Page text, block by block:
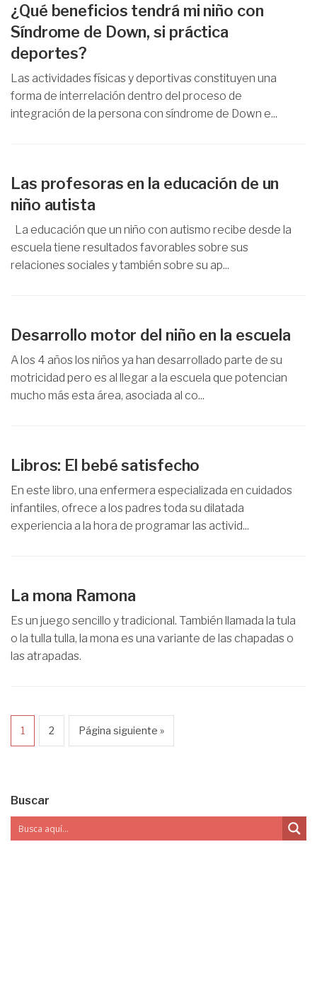
¿Qué beneficios tendrá mi niño con
Síndrome de Down, si práctica
deportes?
Las actividades físicas y deportivas constituyen una
forma de interrelación dentro del proceso de
integración de la persona con síndrome de Down e...
Las profesoras en la educación de un
niño autista
La educación que un niño con autismo recibe desde la
escuela tiene resultados favorables sobre sus
relaciones sociales y también sobre su ap...
Desarrollo motor del niño en la escuela
A los 4 años los niños ya han desarrollado parte de su
motricidad pero es al llegar a la escuela que potencian
mucho más esta área, asociada al co...
Libros: El bebé satisfecho
En este libro, una enfermera especializada en cuidados
infantiles, ofrece a los padres toda su dilatada
experiencia a la hora de programar las activid...
La mona Ramona
Es un juego sencillo y tradicional. También llamada la tula
o la tulla tulla, la mona es una variante de las chapadas o
las atrapadas.
1 2 Página siguiente »
Buscar